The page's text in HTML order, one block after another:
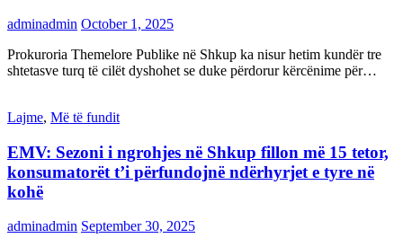
adminadmin October 1, 2025
Prokuroria Themelore Publike në Shkup ka nisur hetim kundër tre
shtetasve turq të cilët dyshohet se duke përdorur kërcënime për…
Lajme, Më të fundit
EMV: Sezoni i ngrohjes në Shkup fillon më 15 tetor,
konsumatorët t’i përfundojnë ndërhyrjet e tyre në
kohë
adminadmin September 30, 2025